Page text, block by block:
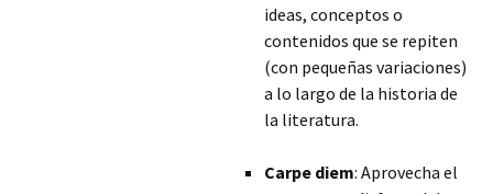
ideas, conceptos o
contenidos que se repiten
(con pequeñas variaciones)
a lo largo de la historia de
la literatura.
Carpe diem: Aprovecha el